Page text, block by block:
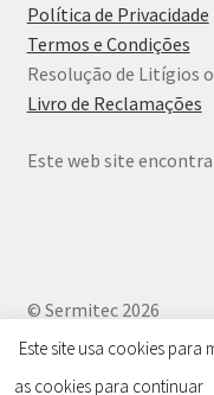
Política de Privacidade
Termos e Condições
Resolução de Litígios
Livro de Reclamações
Este web site
© Sermitec 2026
Política de Privacidade.
Este site usa cookies para
as cookies para continuar